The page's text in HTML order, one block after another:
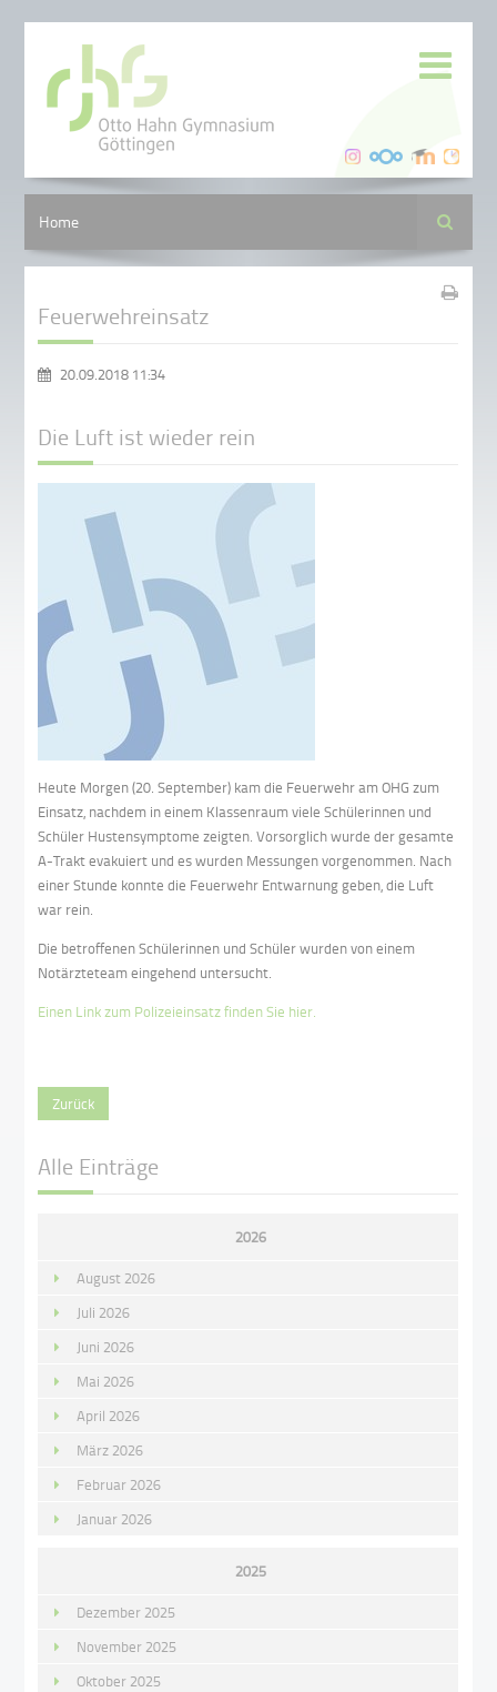
Home Suche
Feuerwehreinsatz
20.09.2018 11:34
Die Luft ist wieder rein
Heute Morgen (20. September) kam die Feuerwehr am OHG zum
Einsatz, nachdem in einem Klassenraum viele Schülerinnen und
Schüler Hustensymptome zeigten. Vorsorglich wurde der gesamte
A-Trakt evakuiert und es wurden Messungen vorgenommen. Nach
einer Stunde konnte die Feuerwehr Entwarnung geben, die Luft
war rein.
Die betroffenen Schülerinnen und Schüler wurden von einem
Notärzteteam eingehend untersucht.
Einen Link zum Polizeieinsatz finden Sie hier.
Zurück
Alle Einträge
2026
August 2026
Juli 2026
Juni 2026
Mai 2026
April 2026
März 2026
Februar 2026
Januar 2026
2025
Dezember 2025
November 2025
Oktober 2025